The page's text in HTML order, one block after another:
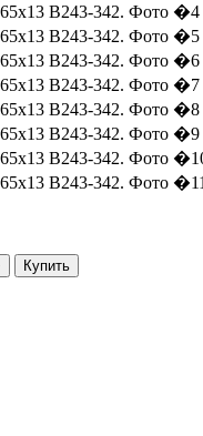
Купить